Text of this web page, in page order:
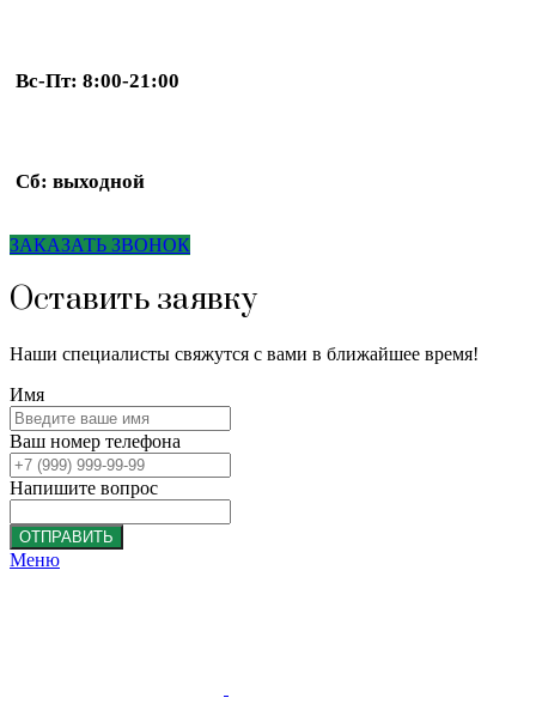
Вс-Пт: 8:00-21:00
Сб: выходной
ЗАКАЗАТЬ ЗВОНОК
Оставить заявку
Наши специалисты свяжутся с вами в ближайшее время!
Имя
Ваш номер телефона
Напишите вопрос
ОТПРАВИТЬ
Меню